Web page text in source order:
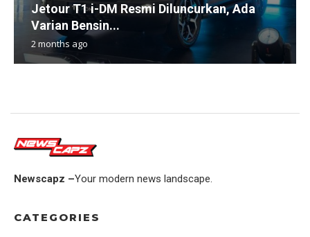
Jetour T1 i-DM Resmi Diluncurkan, Ada
Varian Bensin...
2 months ago
Newscapz –Your modern news landscape.
CATEGORIES